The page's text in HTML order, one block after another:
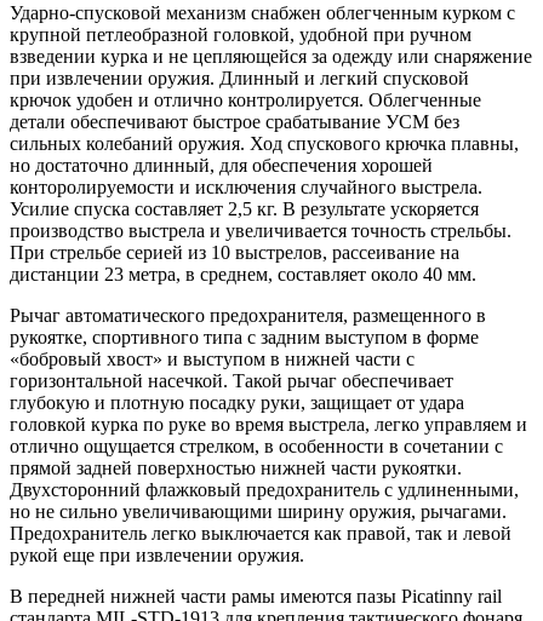
Ударно-спусковой механизм снабжен облегченным курком с
крупной петлеобразной головкой, удобной при ручном
взведении курка и не цепляющейся за одежду или снаряжение
при извлечении оружия. Длинный и легкий спусковой
крючок удобен и отлично контролируется. Облегченные
детали обеспечивают быстрое срабатывание УСМ без
сильных колебаний оружия. Ход спускового крючка плавны,
но достаточно длинный, для обеспечения хорошей
конторолируемости и исключения случайного выстрела.
Усилие спуска составляет 2,5 кг. В результате ускоряется
производство выстрела и увеличивается точность стрельбы.
При стрельбе серией из 10 выстрелов, рассеивание на
дистанции 23 метра, в среднем, составляет около 40 мм.
Рычаг автоматического предохранителя, размещенного в
рукоятке, спортивного типа с задним выступом в форме
«бобровый хвост» и выступом в нижней части с
горизонтальной насечкой. Такой рычаг обеспечивает
глубокую и плотную посадку руки, защищает от удара
головкой курка по руке во время выстрела, легко управляем и
отлично ощущается стрелком, в особенности в сочетании с
прямой задней поверхностью нижней части рукоятки.
Двухсторонний флажковый предохранитель с удлиненными,
но не сильно увеличивающими ширину оружия, рычагами.
Предохранитель легко выключается как правой, так и левой
рукой еще при извлечении оружия.
В передней нижней части рамы имеются пазы Picatinny rail